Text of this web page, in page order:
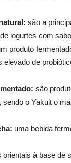
são a
iogurtes com
produto
elevado de
são
sendo o Yakult o
uma bebida
orientais à base de